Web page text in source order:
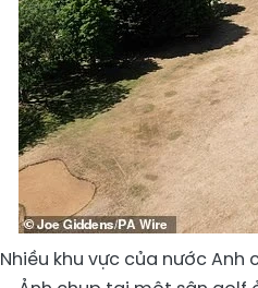
Nhiều khu vực của nước